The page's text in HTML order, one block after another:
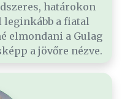
határokon
leginkább a fiatal
elmondani a Gulag
a jövőre nézve.